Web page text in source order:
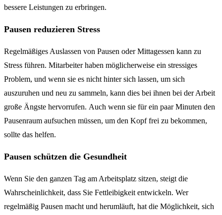
bessere Leistungen zu erbringen.
Pausen reduzieren Stress
Regelmäßiges Auslassen von Pausen oder Mittagessen kann zu
Stress führen. Mitarbeiter haben möglicherweise ein stressiges
Problem, und wenn sie es nicht hinter sich lassen, um sich
auszuruhen und neu zu sammeln, kann dies bei ihnen bei der Arbeit
große Ängste hervorrufen. Auch wenn sie für ein paar Minuten den
Pausenraum aufsuchen müssen, um den Kopf frei zu bekommen,
sollte das helfen.
Pausen schützen die Gesundheit
Wenn Sie den ganzen Tag am Arbeitsplatz sitzen, steigt die
Wahrscheinlichkeit, dass Sie Fettleibigkeit entwickeln. Wer
regelmäßig Pausen macht und herumläuft, hat die Möglichkeit, sich